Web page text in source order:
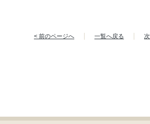
< 前のページへ 一覧へ戻る